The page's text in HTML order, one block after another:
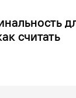
считать